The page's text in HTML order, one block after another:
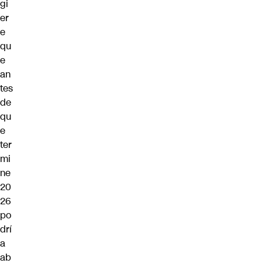
gi
er
e
qu
e
an
tes
de
qu
e
ter
mi
ne
20
26
po
drí
a
ab